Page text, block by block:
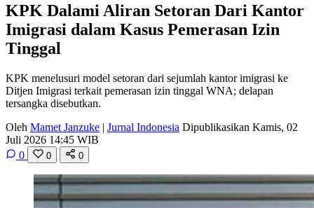
KPK Dalami Aliran Setoran Dari Kantor
Imigrasi dalam Kasus Pemerasan Izin
Tinggal
KPK menelusuri model setoran dari sejumlah kantor imigrasi ke
Ditjen Imigrasi terkait pemerasan izin tinggal WNA; delapan
tersangka disebutkan.
Oleh Mamet Janzuke | Jurnal Indonesia Dipublikasikan Kamis, 02
Juli 2026 14:45 WIB
0
0 0